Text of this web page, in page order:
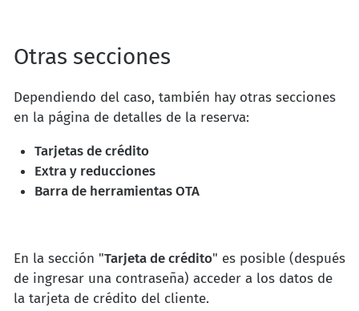
Otras secciones
Dependiendo del caso, también hay otras secciones
en la página de detalles de la reserva:
Tarjetas de crédito
Extra y reducciones
Barra de herramientas OTA
En la sección "Tarjeta de crédito" es posible (después
de ingresar una contraseña) acceder a los datos de
la tarjeta de crédito del cliente.